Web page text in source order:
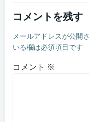
コメントを残す
メールアドレスが公開
いる欄は必須項目です
コメント ※